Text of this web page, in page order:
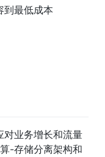
到最低成本
对业务增长和流量
-存储分离架构和